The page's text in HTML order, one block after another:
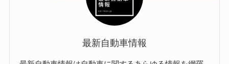
最新自動車情報